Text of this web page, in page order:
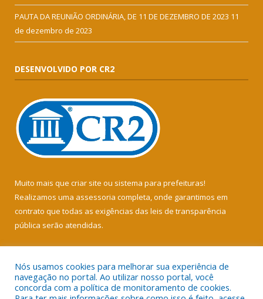
PAUTA DA REUNIÃO ORDINÁRIA, DE 11 DE DEZEMBRO DE 2023 11
de dezembro de 2023
DESENVOLVIDO POR CR2
Muito mais que criar site ou sistema para prefeituras!
Realizamos uma assessoria completa, onde garantimos em
contrato que todas as exigências das leis de transparência
pública serão atendidas.
Nós usamos cookies para melhorar sua experiência de
navegação no portal. Ao utilizar nosso portal, você
concorda com a política de monitoramento de cookies.